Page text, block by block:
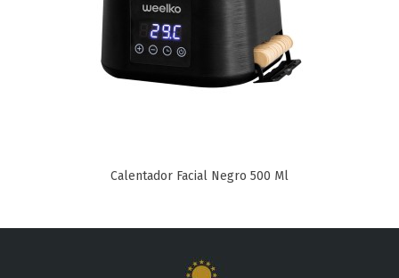
Calentador Facial Negro 500 Ml